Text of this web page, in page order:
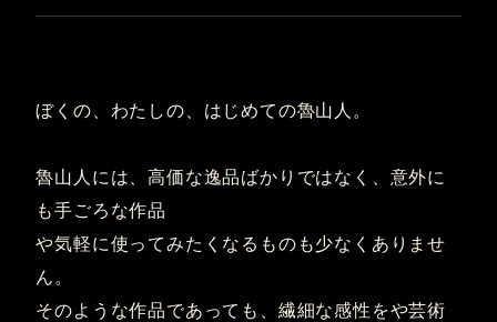
ぼくの、わたしの、はじめての魯山人。
魯山人には、高価な逸品ばかりではなく、意外に
も手ごろな作品
や気軽に使ってみたくなるものも少なくありませ
ん。
そのような作品であっても、繊細な感性をや芸術